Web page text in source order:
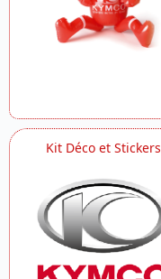
Kit Déco et Stickers